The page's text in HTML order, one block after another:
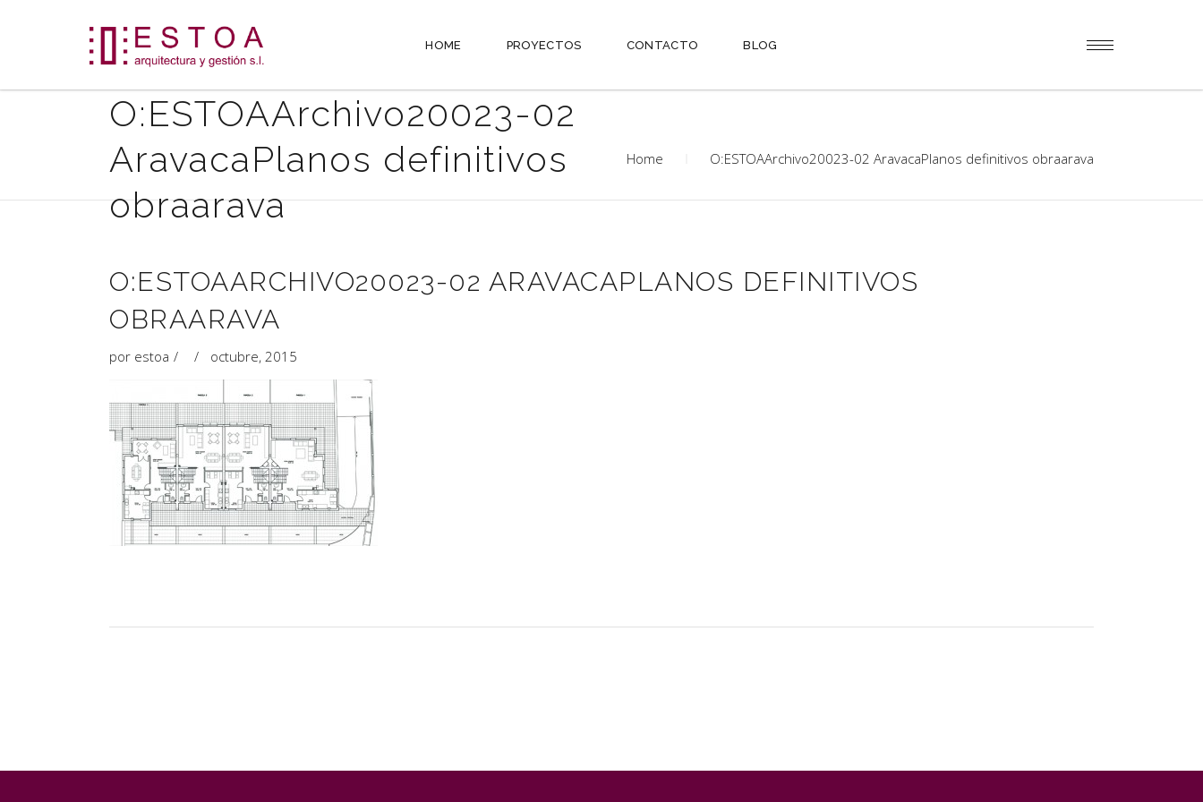
HOME PROYECTOS CONTACTO BLOG
O:ESTOAArchivo20023-02
AravacaPlanos definitivos
obraarava
Home O:ESTOAArchivo20023-02 AravacaPlanos definitivos obraarava
O:ESTOAARCHIVO20023-02 ARAVACAPLANOS DEFINITIVOS
OBRAARAVA
por estoa octubre, 2015